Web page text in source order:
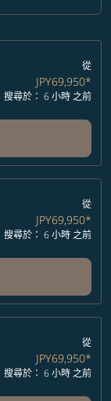
從
JPY69,950*
搜尋於： 6 小時 之前
從
JPY69,950*
搜尋於： 6 小時 之前
從
JPY69,950*
搜尋於： 6 小時 之前